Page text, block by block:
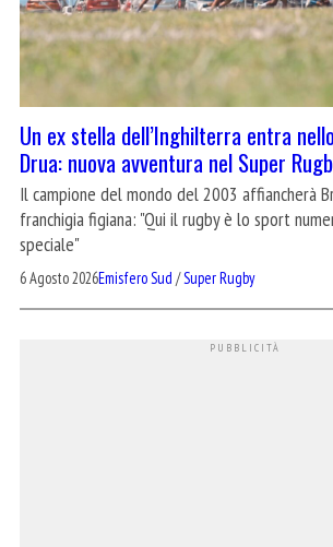
Un ex stella dell’Inghilterra entra
Drua: nuova avventura nel Super
Il campione del mondo del 2003 affiancherà
franchigia figiana: "Qui il rugby è lo sport
speciale"
6 Agosto 2026Emisfero Sud /Super Rugby